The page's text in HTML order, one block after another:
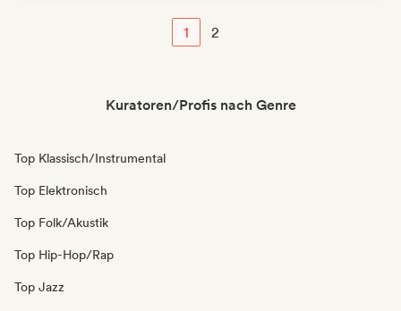
1 2
Kuratoren/Profis nach Genre
Top Klassisch/Instrumental
Top Elektronisch
Top Folk/Akustik
Top Hip-Hop/Rap
Top Jazz